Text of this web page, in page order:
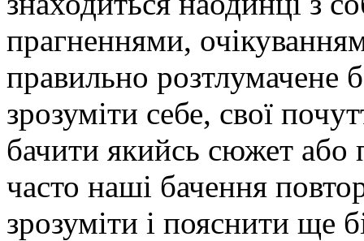
прагненнями,
правильно розтлумачене
зрозуміти себе, свої
бачити якийсь сюжет
часто наші бачення
зрозуміти і пояснити ще